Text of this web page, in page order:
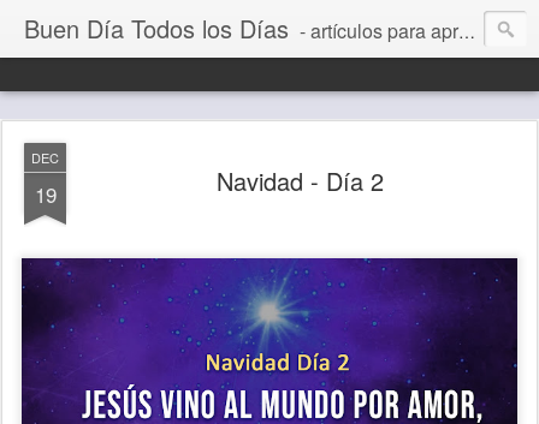
Buen Día Todos los Días - artículos para aprender a vivir mejor, un día a la vez. Por Juan C Quintero
DEC
19 Navidad - Día 2